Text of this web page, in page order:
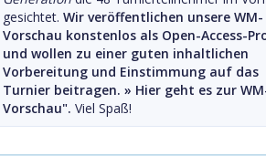
gesichtet. Wir veröffentlichen unsere WM-
Vorschau konstenlos als Open-Access-
und wollen zu einer guten inhaltlichen
Vorbereitung und Einstimmung auf das
Turnier beitragen. » Hier geht es zur
Vorschau". Viel Spaß!